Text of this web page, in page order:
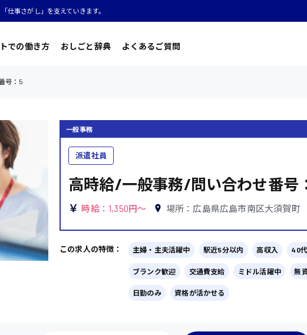
仕事さがし」を支えていきます。
での働き方 おしごと辞典 よくあるご質問
号：5
一般事務
派遣社員
高時給/一般事務/問い合わせ番号
時給：1,350円～ 場所：広島県広島市南区大須賀町
この求人の特徴： 主婦・主夫活躍中 駅近5分以内 高収入 40
ブランク歓迎 交通費支給 ミドル活躍中 無
日勤のみ 資格が活かせる